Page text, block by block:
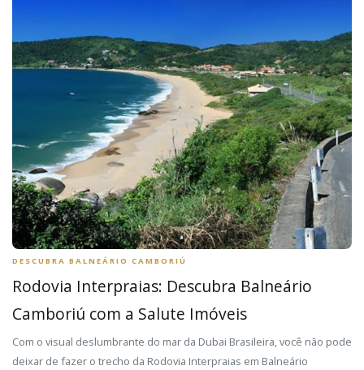
DESCUBRA BALNEÁRIO CAMBORIÚ
Rodovia Interpraias: Descubra Balneário
Camboriú com a Salute Imóveis
Com o visual deslumbrante do mar da Dubai Brasileira, você não pode
deixar de fazer o trecho da Rodovia Interpraias em Balneário